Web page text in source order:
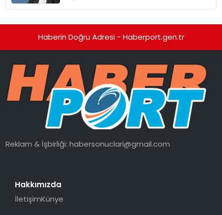
Haberin Doğru Adresi - Haberport.gen.tr
Reklam & İşbirliği:habersonuclari@gmail.com
Hakkımızda
İletişimKünye